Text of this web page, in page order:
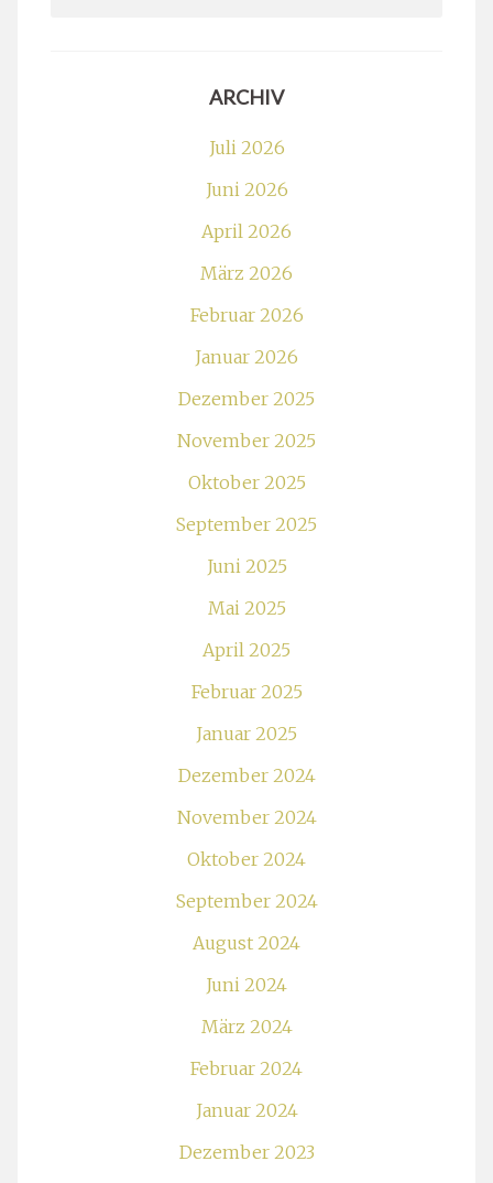
ARCHIV
Juli 2026
Juni 2026
April 2026
März 2026
Februar 2026
Januar 2026
Dezember 2025
November 2025
Oktober 2025
September 2025
Juni 2025
Mai 2025
April 2025
Februar 2025
Januar 2025
Dezember 2024
November 2024
Oktober 2024
September 2024
August 2024
Juni 2024
März 2024
Februar 2024
Januar 2024
Dezember 2023